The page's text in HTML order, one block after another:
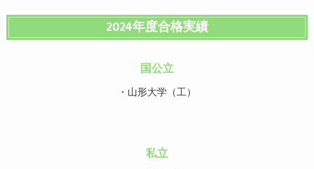
2024年度合格実績
国公立
・山形大学（工）
私立